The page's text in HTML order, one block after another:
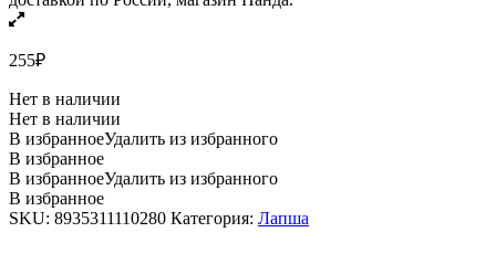
255₽
Нет в наличии
Нет в наличии
В избранноеУдалить из избранного
В избранное
В избранноеУдалить из избранного
В избранное
SKU: 8935311110280 Категория: Лапша